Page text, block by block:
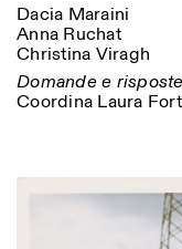
Dacia Maraini
Anna Ruchat
Christina Viragh
Domande e risposte
Coordina Laura